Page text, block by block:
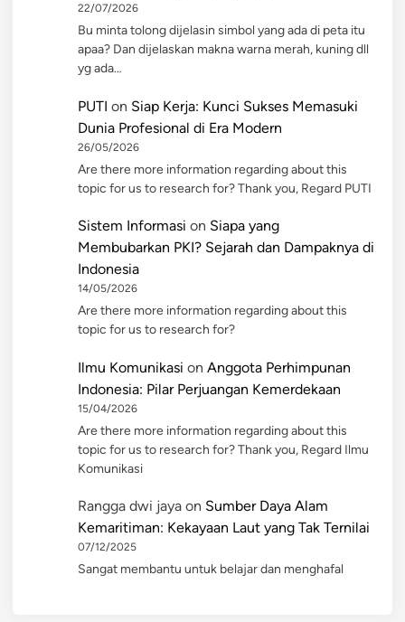
22/07/2026
Bu minta tolong dijelasin simbol yang ada di peta itu
apaa? Dan dijelaskan makna warna merah, kuning dll
yg ada…
PUTI on Siap Kerja: Kunci Sukses Memasuki
Dunia Profesional di Era Modern
26/05/2026
Are there more information regarding about this
topic for us to research for? Thank you, Regard PUTI
Sistem Informasi on Siapa yang
Membubarkan PKI? Sejarah dan Dampaknya di
Indonesia
14/05/2026
Are there more information regarding about this
topic for us to research for?
Ilmu Komunikasi on Anggota Perhimpunan
Indonesia: Pilar Perjuangan Kemerdekaan
15/04/2026
Are there more information regarding about this
topic for us to research for? Thank you, Regard Ilmu
Komunikasi
Rangga dwi jaya on Sumber Daya Alam
Kemaritiman: Kekayaan Laut yang Tak Ternilai
07/12/2025
Sangat membantu untuk belajar dan menghafal